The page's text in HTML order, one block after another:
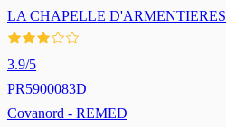
LA CHAPELLE D'ARMENTIERES
3.9/5
PR5900083D
Covanord - REMED